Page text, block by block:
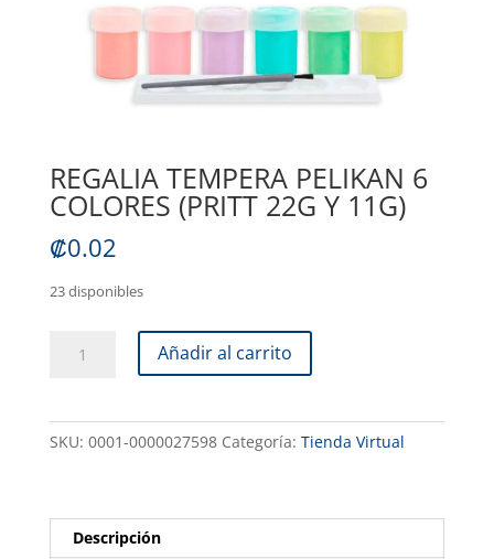
REGALIA TEMPERA PELIKAN 6
COLORES (PRITT 22G Y 11G)
₡0.02
23 disponibles
6
COLORES
Y
11G)
Añadir al carrito
SKU: 0001-0000027598 Categoría: Tienda Virtual
Descripción